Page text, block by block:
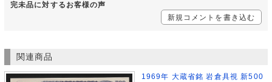
完未品に対するお客様の声
新規コメントを書き込む
関連商品
1969年 大蔵省銘 岩倉具視 新500